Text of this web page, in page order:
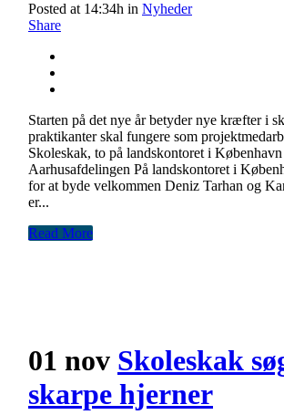
Posted at 14:34h in Nyheder
Share
Starten på det nye år betyder nye kræfter i
praktikanter skal fungere som
Skoleskak, to på landskontoret i
Aarhusafdelingen På landskontoret i
for at byde velkommen Deniz Tarhan og
er...
Read More
01 nov Skoleskak
skarpe hjerner